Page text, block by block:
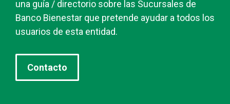
una guía / directorio sobre las Sucursales de
Banco Bienestar que pretende ayudar a todos los
usuarios de esta entidad.
Contacto